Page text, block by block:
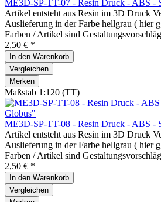
ME3D-SP-TT-07 - Resin Druck - ABS -
Artikel entsteht aus Resin im 3D Druck
Auslieferung in der Farbe hellgrau ( hier
Farben / Artikel sind
2,50 € *
In den Warenkorb
Vergleichen
Merken
Maßstab 1:120 (TT)
ME3D-SP-TT-08 - Resin Druck - ABS -
Artikel entsteht aus Resin im 3D Druck
Auslieferung in der Farbe hellgrau ( hier
Farben / Artikel sind
2,50 € *
In den Warenkorb
Vergleichen